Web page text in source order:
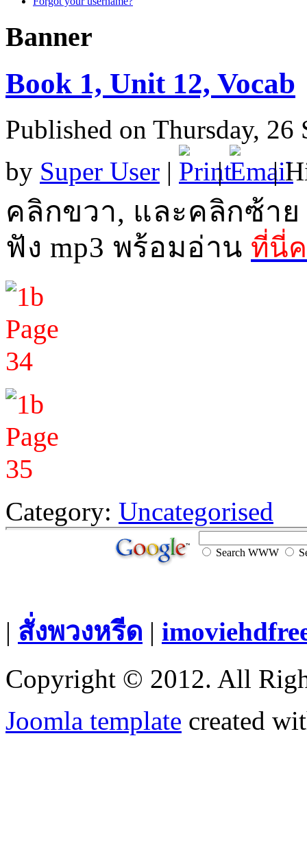
Banner
Book 1, Unit 12, Vocab
Published on Thursday, 26
by Super User | | |
คลิกขวา, และคลิกซ้าย
ฟัง mp3 พร้อมอ่าน ที่นี่
Category: Uncategorised
Search WWW
| สั่งพวงหรีด |
Copyright © 2012. All
Joomla template created